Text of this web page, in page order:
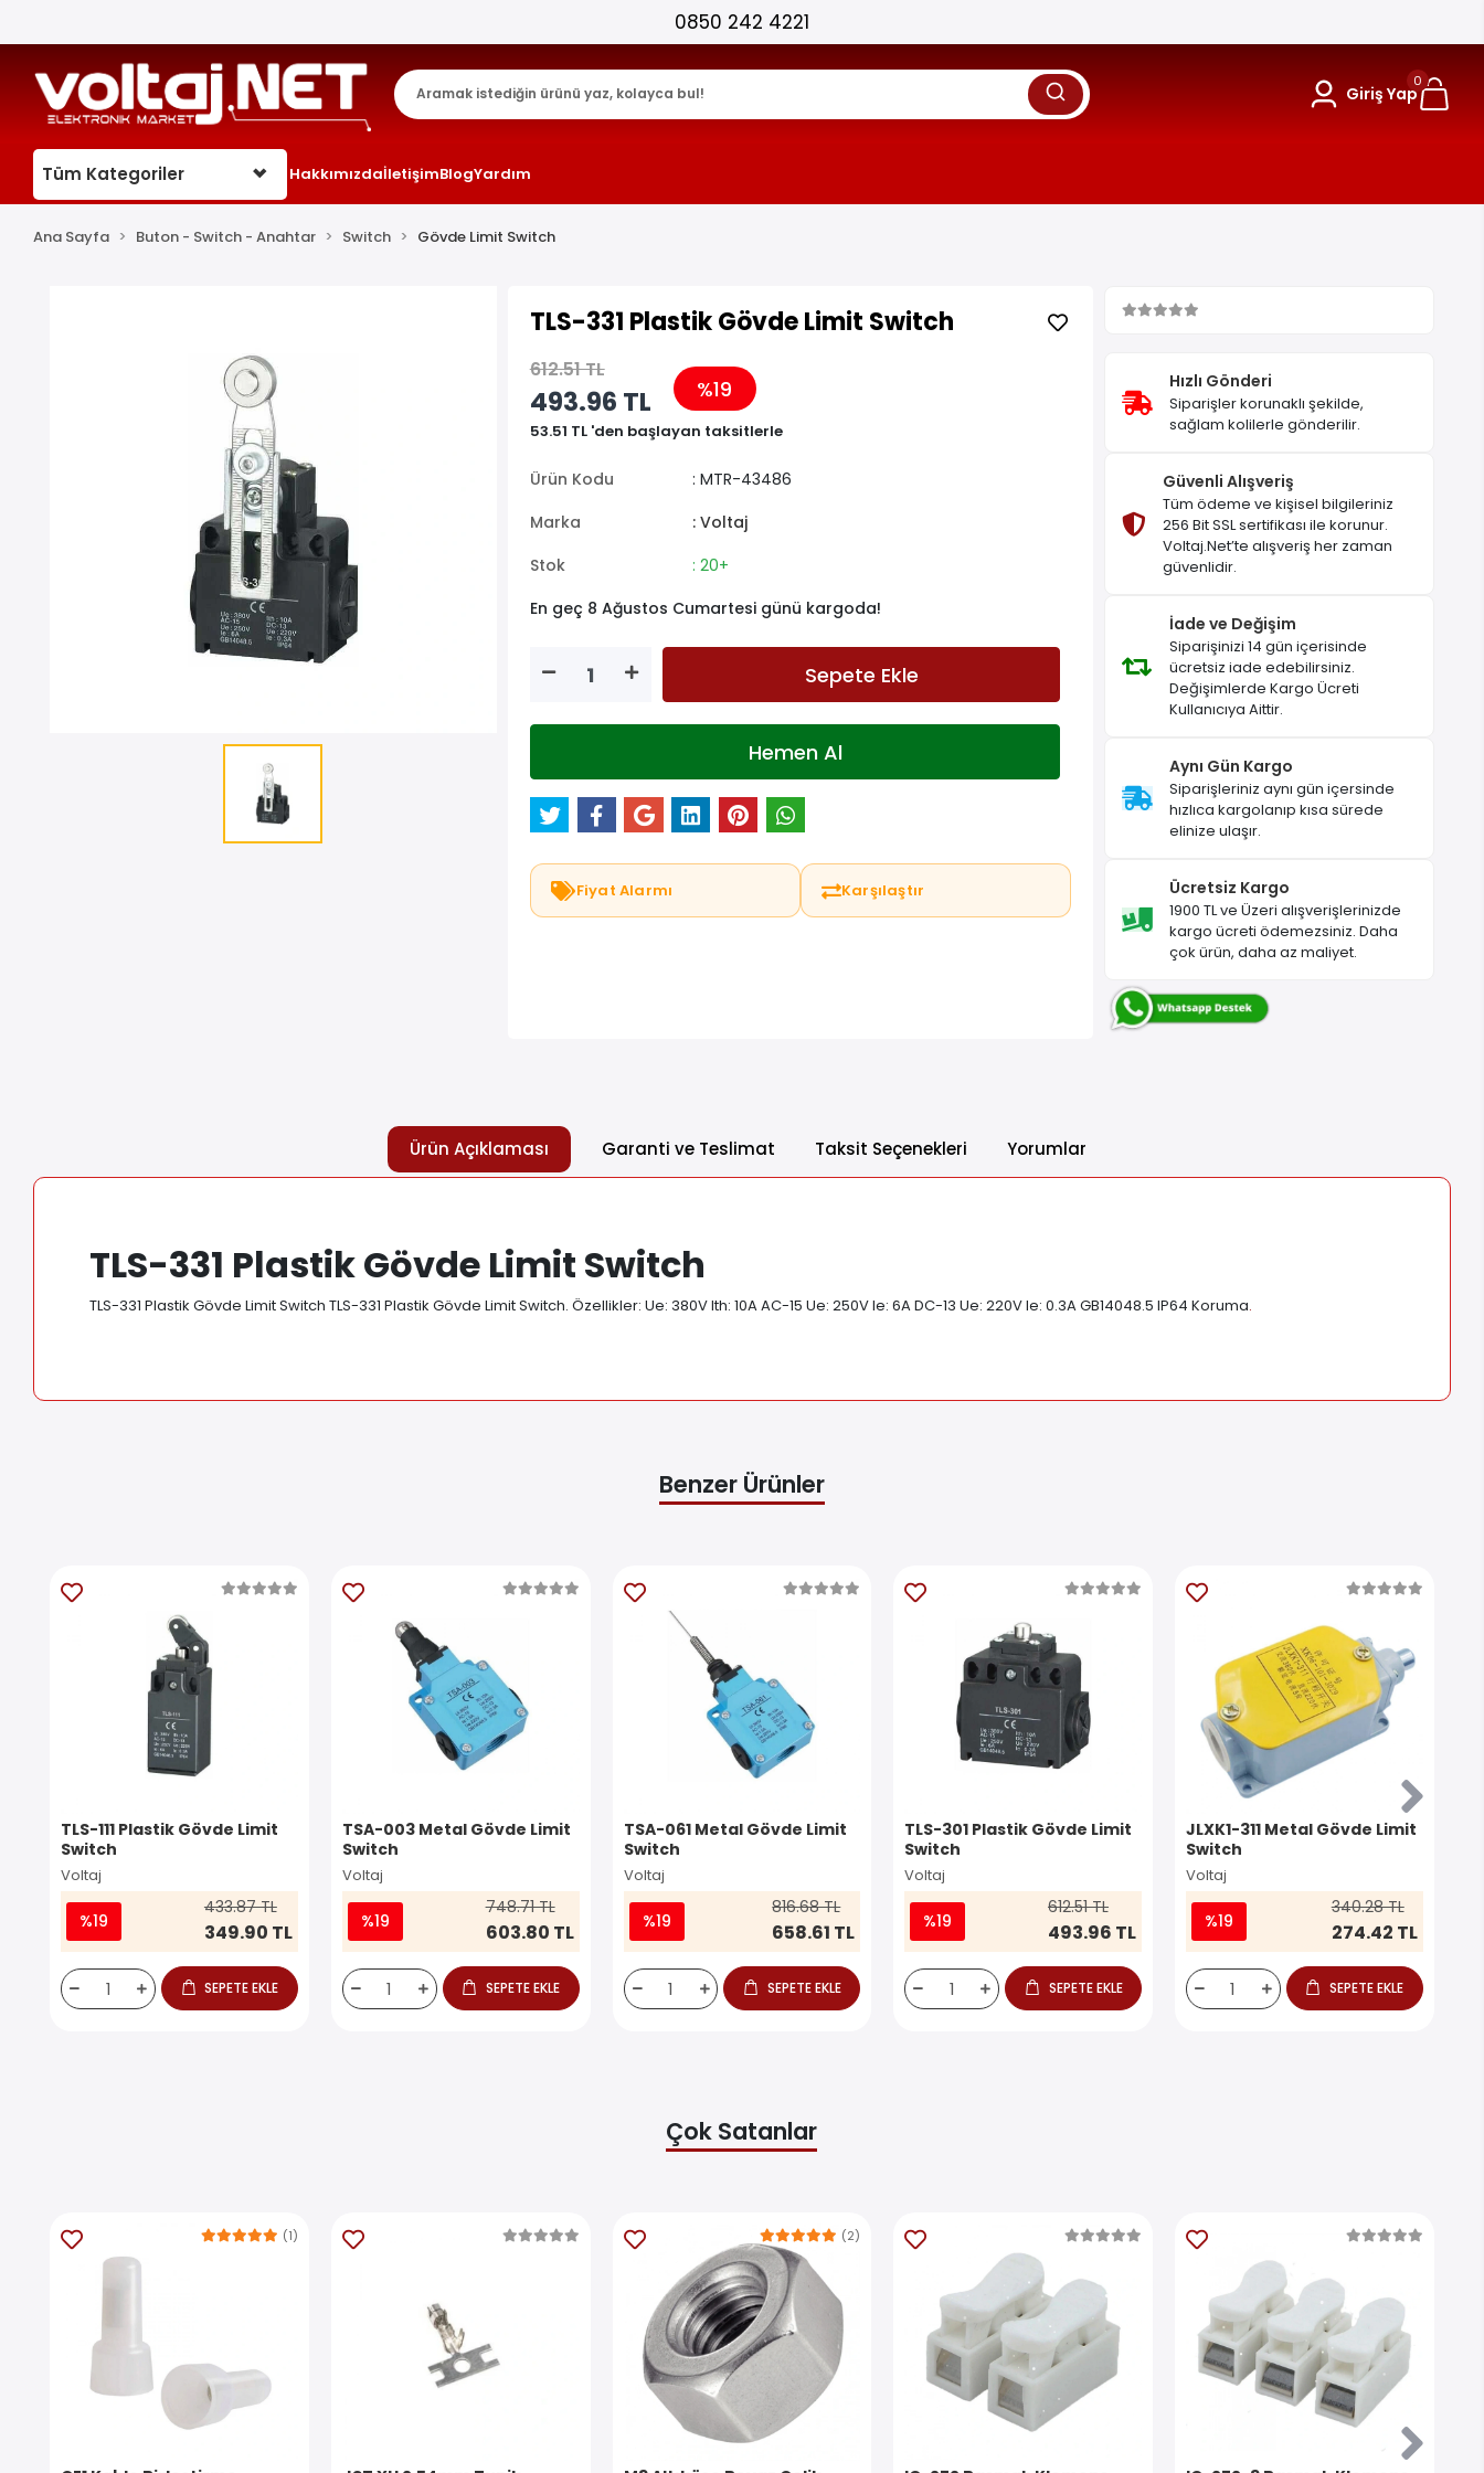
25.000+ AKTİF ÜRÜN !
Giriş Yap
0
Tüm Kategoriler HakkımızdaİletişimBlogYardım
Ana Sayfa Buton - Switch - Anahtar Switch Gövde Limit Switch
TLS-331 Plastik Gövde Limit Switch
612.51 TL
493.96 TL %19
53.51 TL 'den başlayan taksitlerle
Ürün Kodu
: MTR-43486
Marka
: Voltaj
Stok
: 20+
En geç 8 Ağustos Cumartesi günü kargoda!
Sepete Ekle
Hemen Al
Fiyat Alarmı Karşılaştır
Hızlı Gönderi
Siparişler korunaklı şekilde,
sağlam kolilerle gönderilir.
Güvenli Alışveriş
Tüm ödeme ve kişisel bilgileriniz
256 Bit SSL sertifikası ile korunur.
Voltaj.Net’te alışveriş her zaman
güvenlidir.
İade ve Değişim
Siparişinizi 14 gün içerisinde
ücretsiz iade edebilirsiniz.
Değişimlerde Kargo Ücreti
Kullanıcıya Aittir.
Aynı Gün Kargo
Siparişleriniz aynı gün içersinde
hızlıca kargolanıp kısa sürede
elinize ulaşır.
Ücretsiz Kargo
1900 TL ve Üzeri alışverişlerinizde
kargo ücreti ödemezsiniz. Daha
çok ürün, daha az maliyet.
Ürün Açıklaması Garanti ve Teslimat Taksit Seçenekleri Yorumlar
TLS-331 Plastik Gövde Limit Switch
TLS-331 Plastik Gövde Limit Switch TLS-331 Plastik Gövde Limit Switch. Özellikler: Ue: 380V Ith: 10A AC-15 Ue: 250V Ie: 6A DC-13 Ue: 220V Ie: 0.3A GB14048.5 IP64 Koruma.
Benzer Ürünler
TLS-111 Plastik Gövde Limit
Switch
Voltaj
%19
433.87 TL
349.90 TL
SEPETE EKLE
TSA-003 Metal Gövde Limit
Switch
Voltaj
%19
748.71 TL
603.80 TL
SEPETE EKLE
TSA-061 Metal Gövde Limit
Switch
Voltaj
%19
816.68 TL
658.61 TL
SEPETE EKLE
TLS-301 Plastik Gövde Limit
Switch
Voltaj
%19
612.51 TL
493.96 TL
SEPETE EKLE
JLXK1-311 Metal Gövde Limit
Switch
Voltaj
%19
340.28 TL
274.42 TL
SEPETE EKLE
Çok Satanlar
(1) (2)